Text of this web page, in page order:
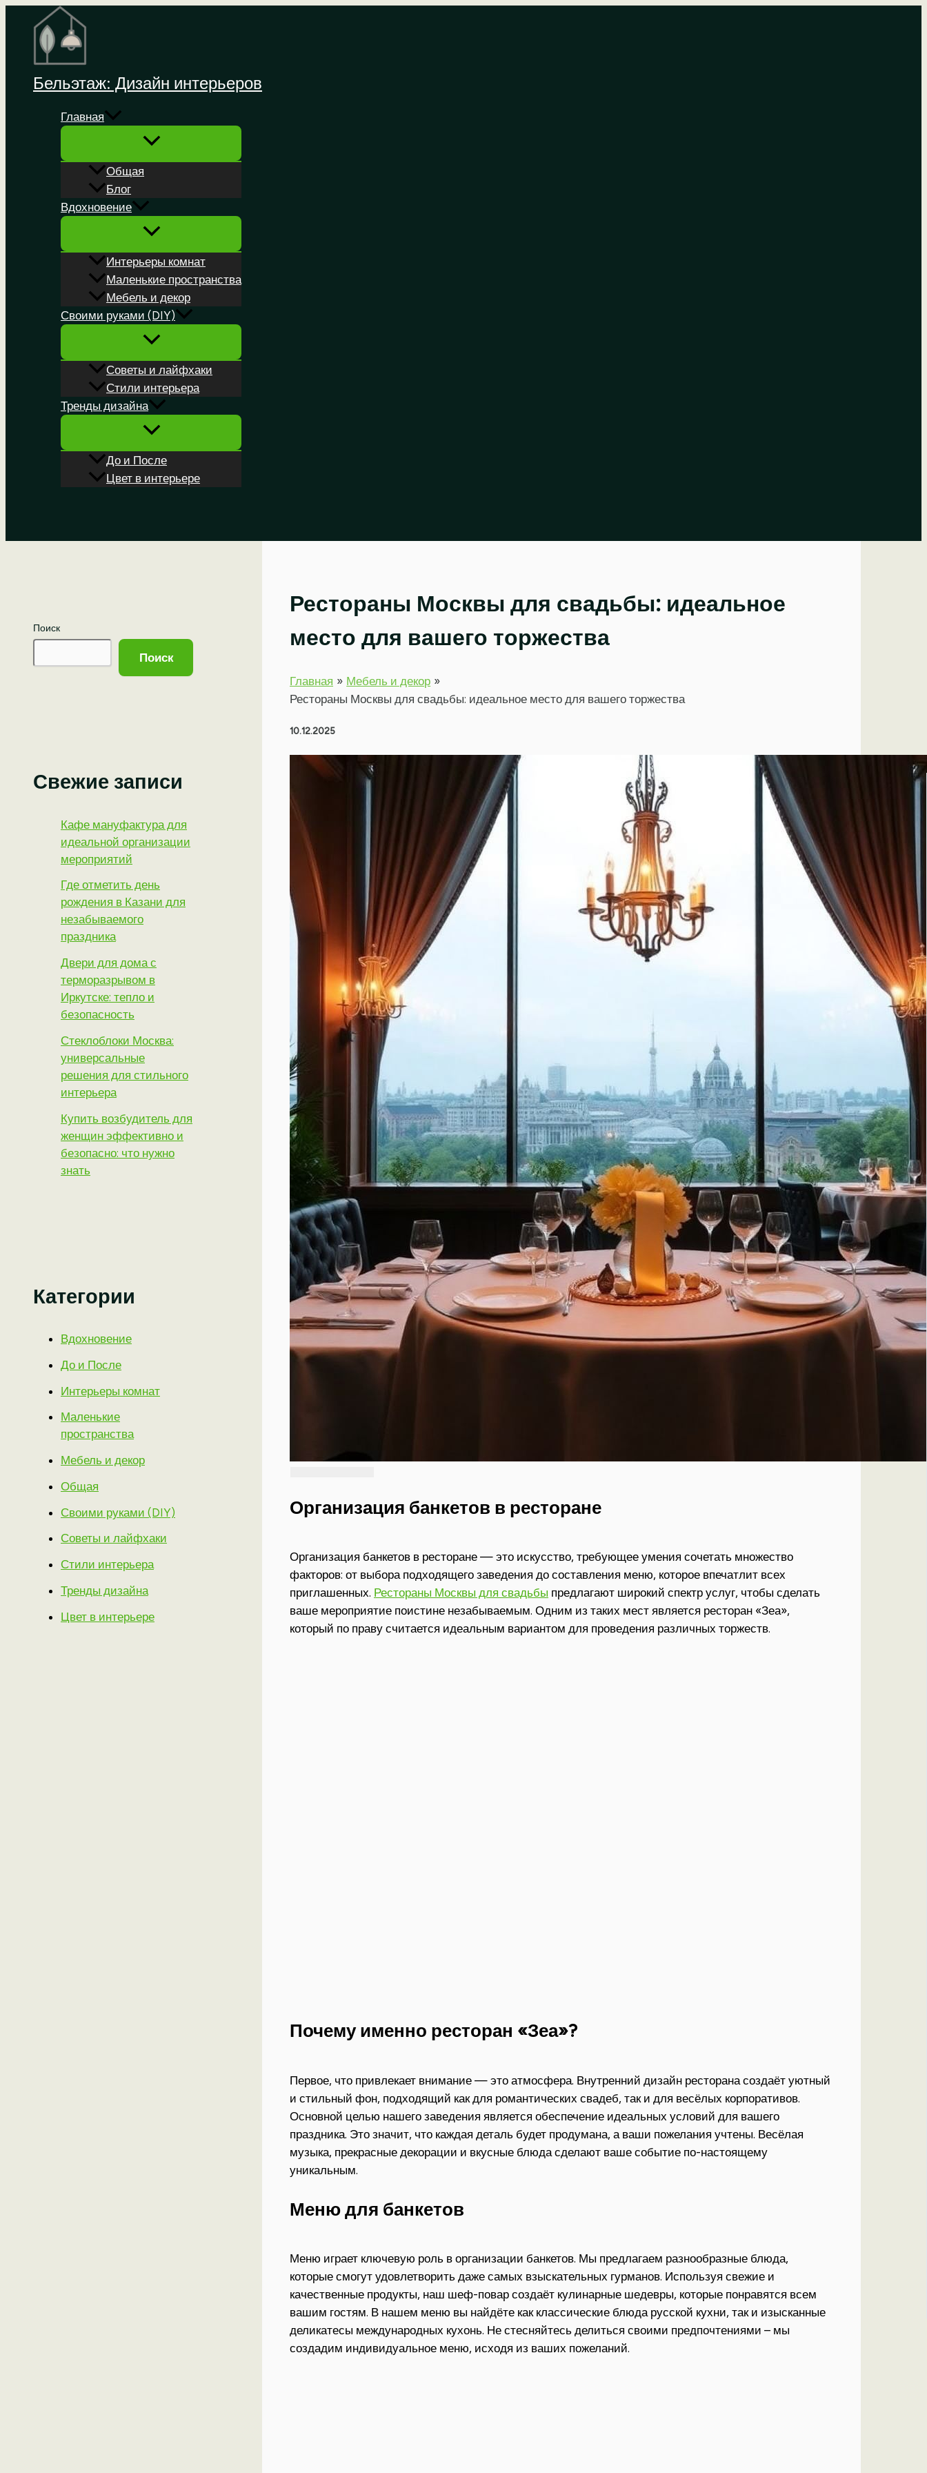
Перейти
содержимому
Бельэтаж: Дизайн интерьеров
Главная
Общая
Блог
Вдохновение
Интерьеры комнат
Маленькие пространства
Мебель и декор
Своими руками (DIY)
Советы и лайфхаки
Стили интерьера
Тренды дизайна
До и После
Цвет в интерьере
Поиск
Поиск
Свежие записи
Кафе мануфактура для
идеальной организации
мероприятий
Где отметить день
рождения в Казани для
незабываемого
праздника
Двери для дома с
терморазрывом в
Иркутске: тепло и
безопасность
Стеклоблоки Москва:
универсальные
решения для стильного
интерьера
Купить возбудитель для
женщин эффективно и
безопасно: что нужно
знать
Категории
Вдохновение
До и После
Интерьеры комнат
Маленькие
пространства
Мебель и декор
Общая
Своими руками (DIY)
Советы и лайфхаки
Стили интерьера
Тренды дизайна
Цвет в интерьере
Рестораны Москвы для свадьбы: идеальное
место для вашего торжества
Главная
Мебель и декор
Рестораны Москвы для свадьбы: идеальное место для вашего торжества
10.12.2025
Организация банкетов в ресторане
Организация банкетов в ресторане — это искусство, требующее умения сочетать множество
факторов: от выбора подходящего заведения до составления меню, которое впечатлит всех
приглашенных. Рестораны Москвы для свадьбы предлагают широкий спектр услуг, чтобы сделать
ваше мероприятие поистине незабываемым. Одним из таких мест является ресторан «Зеа»,
который по праву считается идеальным вариантом для проведения различных торжеств.
Почему именно ресторан «Зеа»?
Первое, что привлекает внимание — это атмосфера. Внутренний дизайн ресторана создаёт уютный
и стильный фон, подходящий как для романтических свадеб, так и для весёлых корпоративов.
Основной целью нашего заведения является обеспечение идеальных условий для вашего
праздника. Это значит, что каждая деталь будет продумана, а ваши пожелания учтены. Весёлая
музыка, прекрасные декорации и вкусные блюда сделают ваше событие по-настоящему
уникальным.
Меню для банкетов
Меню играет ключевую роль в организации банкетов. Мы предлагаем разнообразные блюда,
которые смогут удовлетворить даже самых взыскательных гурманов. Используя свежие и
качественные продукты, наш шеф-повар создаёт кулинарные шедевры, которые понравятся всем
вашим гостям. В нашем меню вы найдёте как классические блюда русской кухни, так и изысканные
деликатесы международных кухонь. Не стесняйтесь делиться своими предпочтениями – мы
создадим индивидуальное меню, исходя из ваших пожеланий.